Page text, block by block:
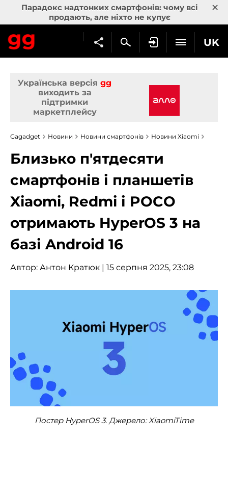
Парадокс надтонких смартфонів: чому всі
продають, але ніхто не купує
×
UK
Українська версія gg
виходить за
підтримки
маркетплейсу
Gagadget Новини Новини смартфонів Новини Xiaomi
Близько п'ятдесяти
смартфонів і планшетів
Xiaomi, Redmi і POCO
отримають HyperOS 3 на
базі Android 16
Автор: Антон Кратюк | 15 серпня 2025, 23:08
Постер HyperOS 3. Джерело: XiaomiTime